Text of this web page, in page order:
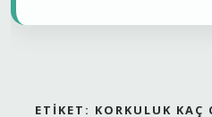
ETIKET: KORKULUK KAÇ